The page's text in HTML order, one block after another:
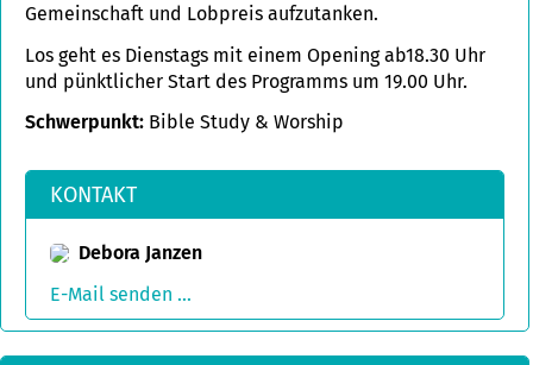
Gemeinschaft und Lobpreis aufzutanken.
Los geht es Dienstags mit einem Opening ab18.30 Uhr
und pünktlicher Start des Programms um 19.00 Uhr.
Schwerpunkt: Bible Study & Worship
KONTAKT
Debora Janzen
E-Mail senden ...